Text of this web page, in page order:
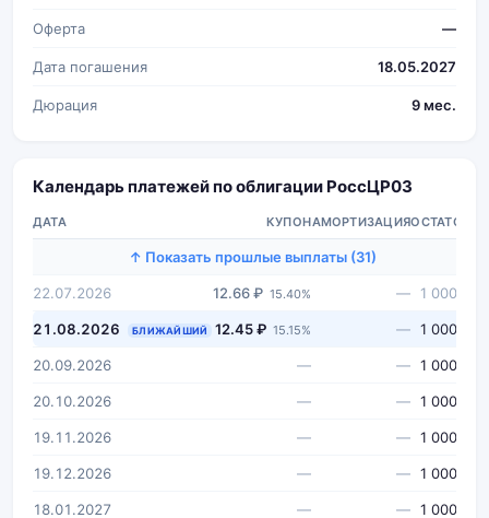
Оферта —
Дата погашения 18.05.2027
Дюрация 9 мес.
Календарь платежей по облигации РоссЦP03
ДАТА КУПОНАМОРТИЗАЦИЯОСТАТОК
↑ Показать прошлые выплаты (31)
22.07.2026 12.66 ₽ 15.40% — 1 000 ₽
21.08.2026 БЛИЖАЙШИЙ 12.45 ₽ 15.15% — 1 000 ₽
20.09.2026 — — 1 000 ₽
20.10.2026 — — 1 000 ₽
19.11.2026 — — 1 000 ₽
19.12.2026 — — 1 000 ₽
18.01.2027 — — 1 000 ₽